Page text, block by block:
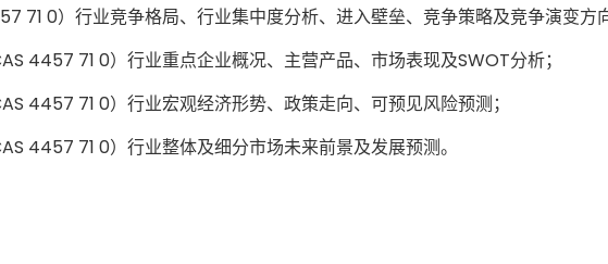
71 0）行业竞争格局、行业集中度分析、进入壁垒、竞争策略及竞争演变方
4457 71 0）行业重点企业概况、主营产品、市场表现及SWOT分析；
4457 71 0）行业宏观经济形势、政策走向、可预见风险预测；
4457 71 0）行业整体及细分市场未来前景及发展预测。